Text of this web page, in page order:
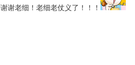
谢谢老细！老细老仗义了！！！